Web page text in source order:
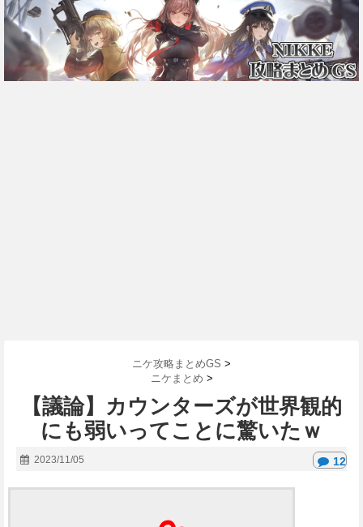
ニケ攻略まとめGS >
ニケまとめ >
【議論】カウンターズが世界観的
にも弱いってことに驚いたｗ
2023/11/05 12